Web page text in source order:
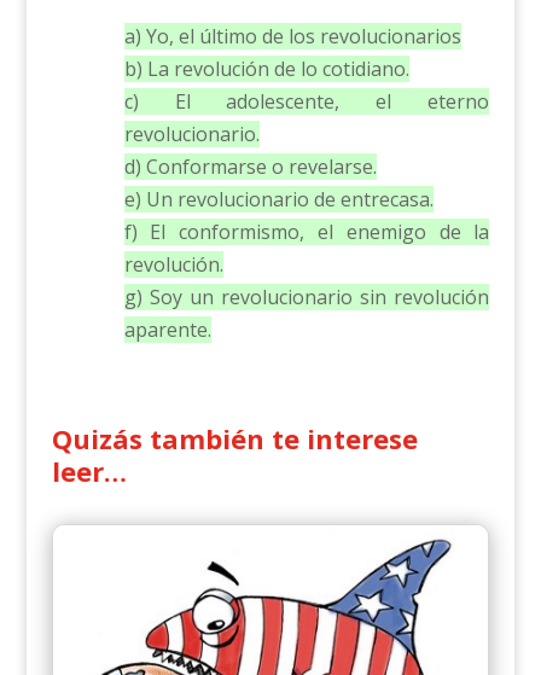
a) Yo, el último de los revolucionarios
b) La revolución de lo cotidiano.
c) El adolescente, el eterno
revolucionario.
d) Conformarse o revelarse.
e) Un revolucionario de entrecasa.
f) El conformismo, el enemigo de la
revolución.
g) Soy un revolucionario sin revolución
aparente.
Quizás también te interese
leer…